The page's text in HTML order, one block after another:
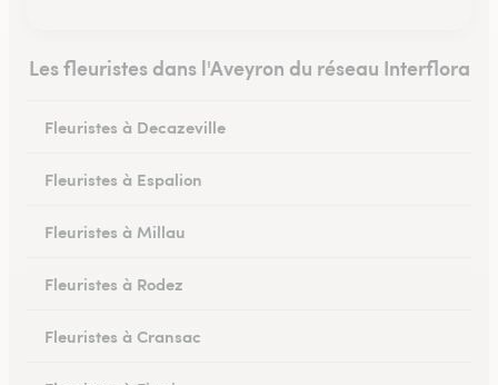
Les fleuristes dans l'Aveyron du réseau Interflora
Fleuristes à Decazeville
Fleuristes à Espalion
Fleuristes à Millau
Fleuristes à Rodez
Fleuristes à Cransac